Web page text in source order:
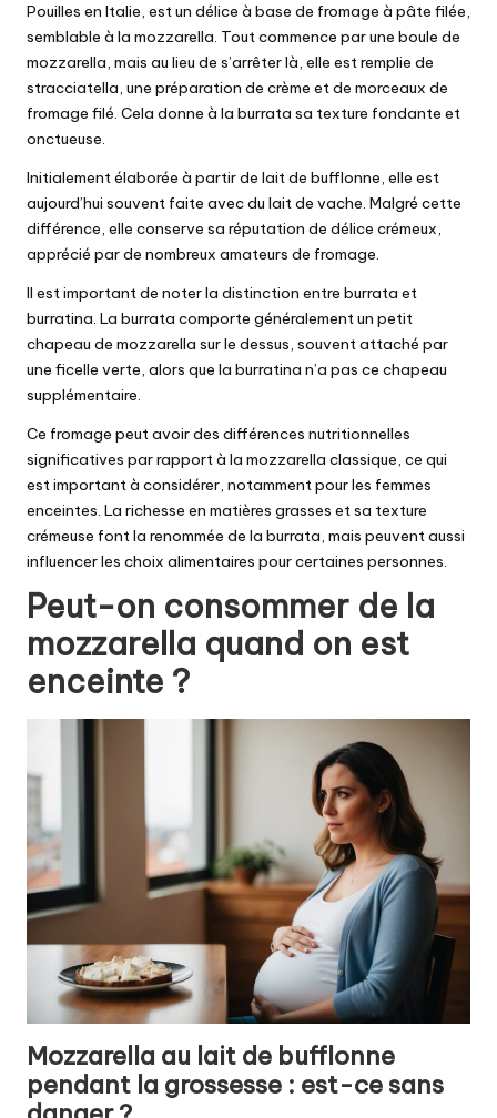
Pouilles en Italie, est un délice à base de fromage à pâte filée,
semblable à la mozzarella. Tout commence par une boule de
mozzarella, mais au lieu de s’arrêter là, elle est remplie de
stracciatella, une préparation de crème et de morceaux de
fromage filé. Cela donne à la burrata sa texture fondante et
onctueuse.
Initialement élaborée à partir de lait de bufflonne, elle est
aujourd’hui souvent faite avec du lait de vache. Malgré cette
différence, elle conserve sa réputation de délice crémeux,
apprécié par de nombreux amateurs de fromage.
Il est important de noter la distinction entre burrata et
burratina. La burrata comporte généralement un petit
chapeau de mozzarella sur le dessus, souvent attaché par
une ficelle verte, alors que la burratina n’a pas ce chapeau
supplémentaire.
Ce fromage peut avoir des différences nutritionnelles
significatives par rapport à la mozzarella classique, ce qui
est important à considérer, notamment pour les femmes
enceintes. La richesse en matières grasses et sa texture
crémeuse font la renommée de la burrata, mais peuvent aussi
influencer les choix alimentaires pour certaines personnes.
Peut-on consommer de la
mozzarella quand on est
enceinte ?
Mozzarella au lait de bufflonne
pendant la grossesse : est-ce sans